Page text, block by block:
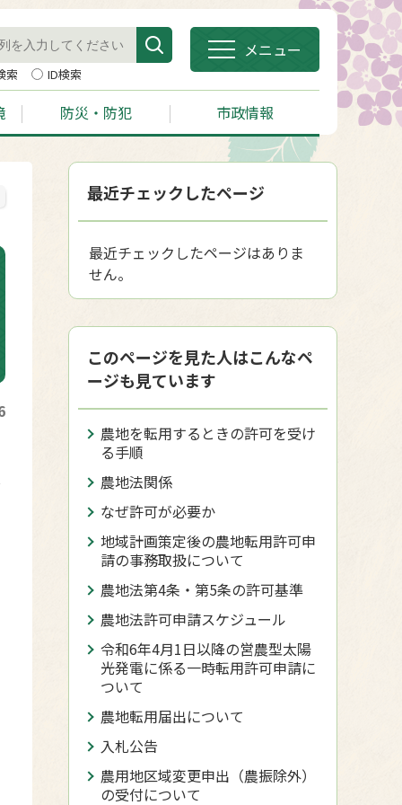
索 ID検索
メニュー
防災・防犯 市政情報
最近チェックしたページ
最近チェックしたページはありま
せん。
このページを見た人はこんなペ
ージも見ています
農地を転用するときの許可を受け
る手順
農地法関係
なぜ許可が必要か
地域計画策定後の農地転用許可申
請の事務取扱について
農地法第4条・第5条の許可基準
農地法許可申請スケジュール
令和6年4月1日以降の営農型太陽
光発電に係る一時転用許可申請に
ついて
農地転用届出について
入札公告
農用地区域変更申出（農振除外）
の受付について